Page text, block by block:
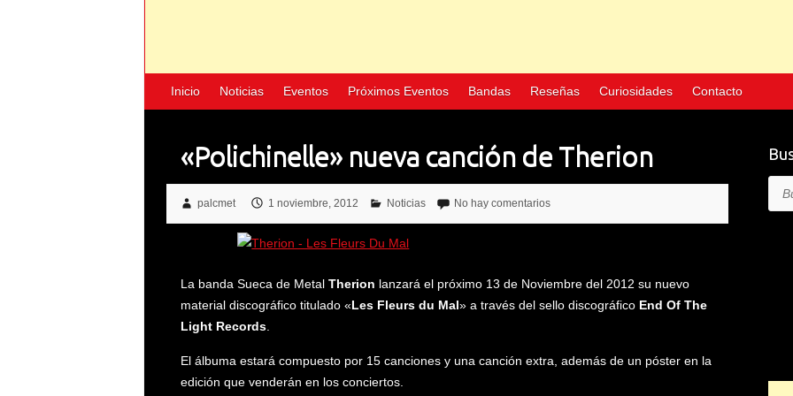
Inicio Noticias Eventos Próximos Eventos Bandas Reseñas Curiosidades Contacto
«Polichinelle» nueva canción de Therion
palcmet 1 noviembre, 2012 Noticias No hay comentarios
La banda Sueca de MetalTherion lanzará el próximo 13 de Noviembre del 2012 su nuevo
material discográfico titulado «Les Fleurs du Mal» a través del sello discográfico End Of The
Light Records.
El álbuma estará compuesto por 15 canciones y una canción extra, además de un póster en la
edición que venderán en los conciertos.